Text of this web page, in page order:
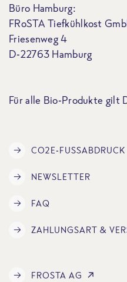
Büro Hamburg:
FRoSTA Tiefkühlkost
Friesenweg 4
D-22763 Hamburg
Für alle Bio-Produkte gilt
CO2E-FUSSABDRUCK
NEWSLETTER
FAQ
ZAHLUNGSART &
FROSTA AG